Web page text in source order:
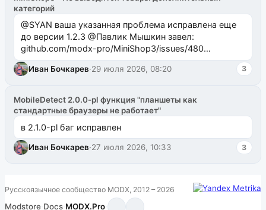
категорий
@SYAN ваша указанная проблема исправлена еще
до версии 1.2.3 @Павлик Мышкин завел:
github.com/modx-pro/MiniShop3/issues/480
github.com/modx-pro/MiniShop3/issues/481Исправим
в б...
Иван Бочкарев·29 июля 2026, 08:20 3
MobileDetect 2.0.0-pl функция "планшеты как
стандартные браузеры не работает"
в 2.1.0-pl баг исправлен
Иван Бочкарев·27 июля 2026, 10:33 3
Русскоязычное сообщество MODX, 2012 – 2026
Modstore·Docs·MODX.Pro·